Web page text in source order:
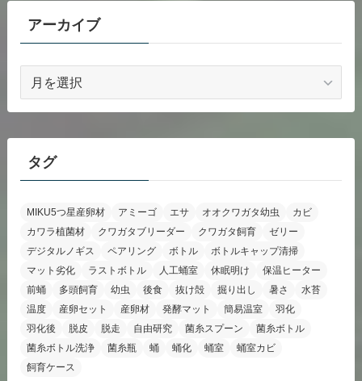
アーカイブ
カ
イ
タグ
MIKU5つ星産卵材 アミーゴ エサ オオクワガタ幼虫
カビ
カワラ植菌材
クワガタブリーダー クワガタ飼育
ゼリー
デジタルノギス
ペアリング ボトル
ボトルキャップ清掃
マット劣化
ラストボトル 人工蛹室 休眠明け
保温ヒーター
前蛹
多頭飼育 幼虫 後食 抜け殻 掘り出し 暑さ
水苔
温度
産卵セット 産卵材 発酵マット 簡易温室
羽化
羽化後
脱皮 脱走 自由研究 菌糸スプーン
菌糸ボトル
菌糸ボトル洗浄
菌糸瓶 蛹 蛹化 蛹室
蛹室カビ
飼育ケース